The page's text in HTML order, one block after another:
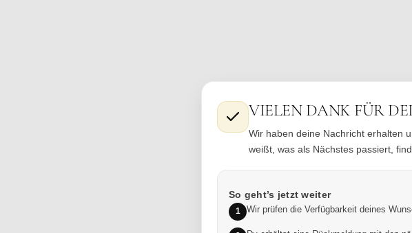
VIELEN DANK FÜR
Wir haben deine Nachricht erhalten
weißt, was als Nächstes passiert,
So geht’s jetzt weiter
1 Wir prüfen die Verfügbarkeit deines